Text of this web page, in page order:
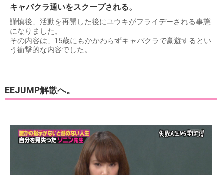
キャバクラ通いをスクープされる。
謹慎後、活動を再開した後にユウキがフライデーされる事態
になりました。
その内容は、15歳にもかかわらずキャバクラで豪遊するとい
う衝撃的な内容でした。
EEJUMP解散へ。